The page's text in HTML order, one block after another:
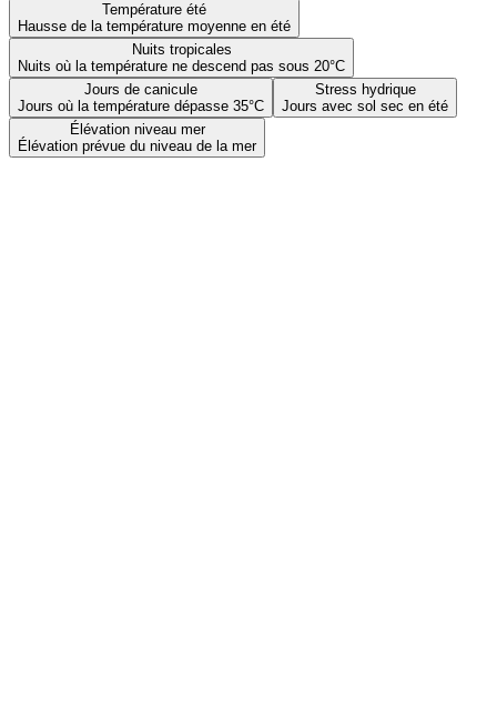
Température été
Hausse de la température moyenne en été
Nuits tropicales
Nuits où la température ne descend pas sous 20°C
Jours de canicule
Jours où la température dépasse 35°C
Stress hydrique
Jours avec sol sec en été
Élévation niveau mer
Élévation prévue du niveau de la mer